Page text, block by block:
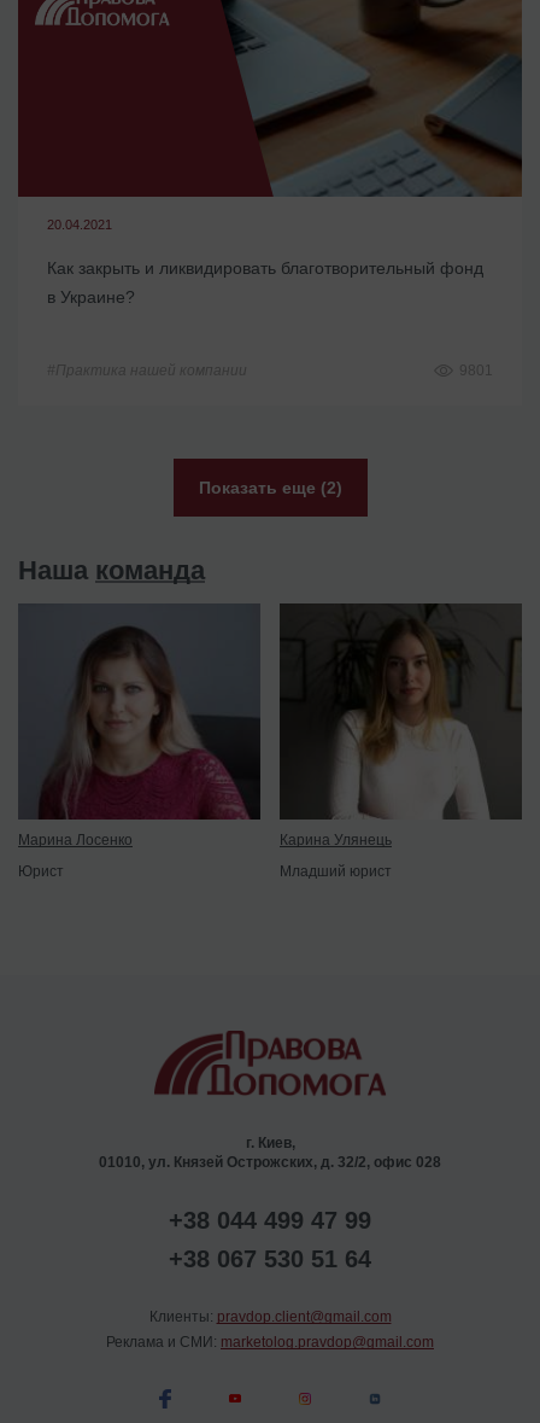
20.04.2021
Как закрыть и ликвидировать благотворительный фонд
в Украине?
#Практика нашей компании 9801
Показать еще (2)
Наша команда
Марина Лосенко
Юрист
Карина Улянець
Младший юрист
г. Киев,
01010, ул. Князей Острожских, д. 32/2, офис 028
+38 044 499 47 99
+38 067 530 51 64
Клиенты: pravdop.client@gmail.com
Реклама и СМИ: marketolog.pravdop@gmail.com